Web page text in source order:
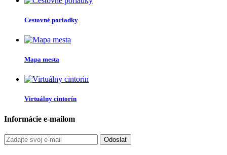
Cestovné poriadky
Mapa mesta
Virtuálny cintorín
Informácie e-mailom
Odoslať